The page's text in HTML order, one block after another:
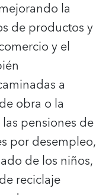
la
de productos y
y el
a
obra o la
pensiones de
por desempleo,
de los niños,
reciclaje